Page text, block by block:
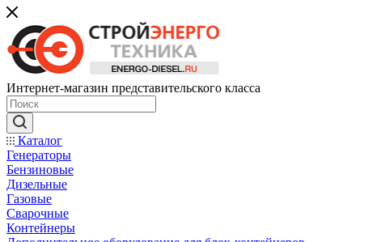
Интернет-магазин представительского класса
Каталог
Генераторы
Бензиновые
Дизельные
Газовые
Сварочные
Контейнеры